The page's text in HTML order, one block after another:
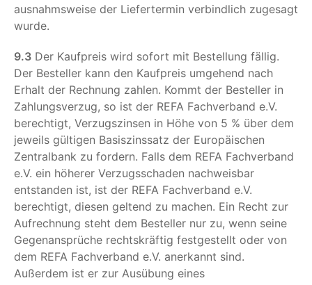
ausnahmsweise der Liefertermin verbindlich zugesagt
wurde.
9.3 Der Kaufpreis wird sofort mit Bestellung fällig.
Der Besteller kann den Kaufpreis umgehend nach
Erhalt der Rechnung zahlen. Kommt der Besteller in
Zahlungsverzug, so ist der REFA Fachverband e.V.
berechtigt, Verzugszinsen in Höhe von 5 % über dem
jeweils gültigen Basiszinssatz der Europäischen
Zentralbank zu fordern. Falls dem REFA Fachverband
e.V. ein höherer Verzugsschaden nachweisbar
entstanden ist, ist der REFA Fachverband e.V.
berechtigt, diesen geltend zu machen. Ein Recht zur
Aufrechnung steht dem Besteller nur zu, wenn seine
Gegenansprüche rechtskräftig festgestellt oder von
dem REFA Fachverband e.V. anerkannt sind.
Außerdem ist er zur Ausübung eines